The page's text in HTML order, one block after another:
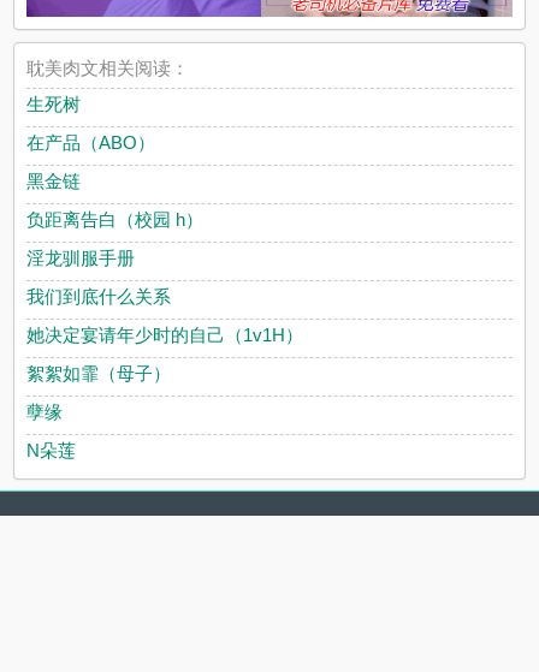
耽美肉文相关阅读：
生死树
在产品（ABO）
黑金链
负距离告白（校园 h）
淫龙驯服手册
我们到底什么关系
她决定宴请年少时的自己（1v1H）
絮絮如霏（母子）
孽缘
N朵莲